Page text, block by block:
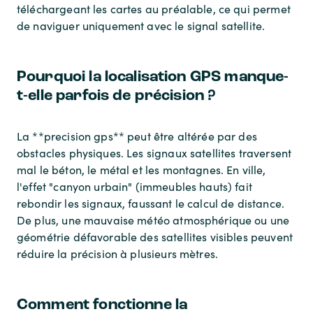
téléchargeant les cartes au préalable, ce qui permet
de naviguer uniquement avec le signal satellite.
Pourquoi la localisation GPS manque-
t-elle parfois de précision ?
La **precision gps** peut être altérée par des
obstacles physiques. Les signaux satellites traversent
mal le béton, le métal et les montagnes. En ville,
l'effet "canyon urbain" (immeubles hauts) fait
rebondir les signaux, faussant le calcul de distance.
De plus, une mauvaise météo atmosphérique ou une
géométrie défavorable des satellites visibles peuvent
réduire la précision à plusieurs mètres.
Comment fonctionne la